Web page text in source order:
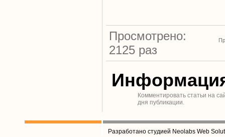
Просмотрено:
2125 раз
Комментировать статьи на
дня публикации.
Разработано студией Neolabs Web